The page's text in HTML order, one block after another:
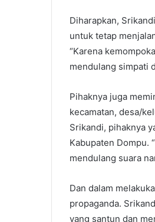
Diharapkan,
untuk tetap
“Karena
mendulang simpati
Pihaknya juga
kecamatan, desa/
Srikandi, pihaknya
Kabupaten Dompu.
mendulang suara
Dan dalam
propaganda.
yang santun dan